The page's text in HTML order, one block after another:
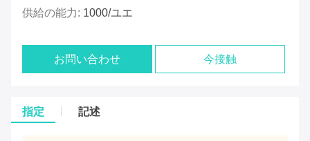
供給の能力: 1000/ユエ
お問い合わせ 今接触
指定 記述